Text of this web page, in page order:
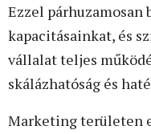
Ezzel párhuzamosan
kapacitásainkat, és
vállalat teljes
skálázhatóság és
Marketing területen